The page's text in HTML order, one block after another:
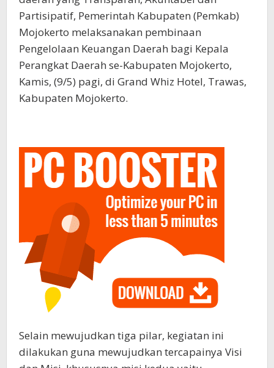
Partisipatif, Pemerintah Kabupaten (Pemkab)
Mojokerto melaksanakan pembinaan
Pengelolaan Keuangan Daerah bagi Kepala
Perangkat Daerah se-Kabupaten Mojokerto,
Kamis, (9/5) pagi, di Grand Whiz Hotel, Trawas,
Kabupaten Mojokerto.
Selain mewujudkan tiga pilar, kegiatan ini
dilakukan guna mewujudkan tercapainya Visi